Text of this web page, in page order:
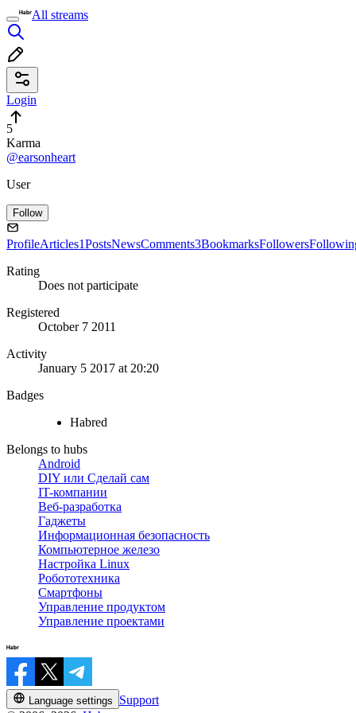
All streams
Login
5
Karma
@earsonheart
User
Follow
ProfileArticles1PostsNewsComments3BookmarksFollowers
Rating
Does not participate
Registered
October 7 2011
Activity
January 5 2017 at 20:20
Badges
Habred
Belongs to hubs
Android
DIY или Сделай сам
IT-компании
Веб-разработка
Гаджеты
Информационная безопасность
Компьютерное железо
Настройка Linux
Робототехника
Смартфоны
Управление продуктом
Управление проектами
Language settings
Support